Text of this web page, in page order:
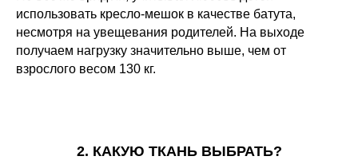
использовать кресло-мешок в качестве батута,
несмотря на увещевания родителей. На выходе
получаем нагрузку значительно выше, чем от
взрослого весом 130 кг.
2. КАКУЮ ТКАНЬ ВЫБРАТЬ?